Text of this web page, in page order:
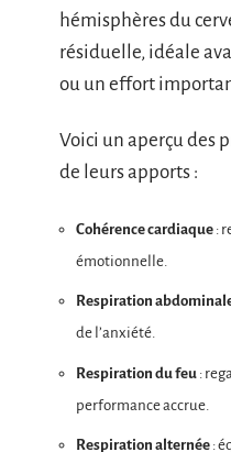
hémisphères du
résiduelle, idéale
ou un effort
Voici un aperçu des
de leurs apports :
Cohérence cardiaque :
émotionnelle.
Respiration
de l’anxiété.
Respiration du feu :
performance accrue.
Respiration alternée :